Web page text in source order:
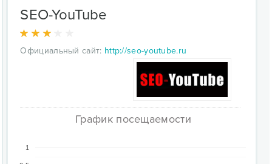
SEO-YouTube
Официальный сайт: http://seo-youtube.ru
График посещаемости
1